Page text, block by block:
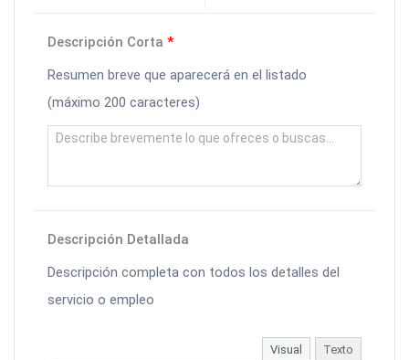
Descripción Corta *
Resumen breve que aparecerá en el listado
(máximo 200 caracteres)
Descripción Detallada
Descripción completa con todos los detalles del
servicio o empleo
Visual Texto